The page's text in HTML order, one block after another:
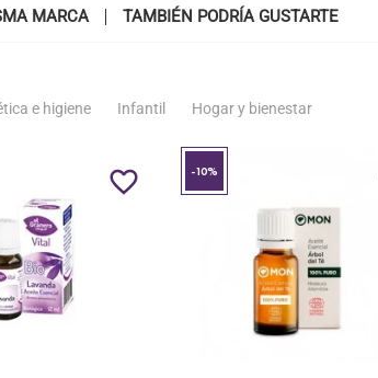
MARCA TAMBIÉN PODRÍA GUSTARTE
e higiene Infantil Hogar y bienestar
favorite_border -10%